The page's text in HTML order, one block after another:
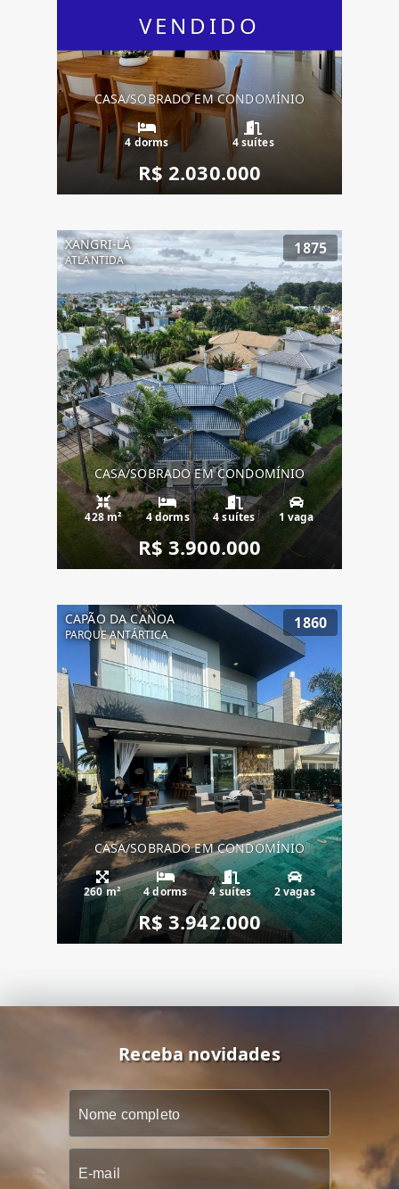
VENDIDO
CASA/SOBRADO EM CONDOMÍNIO
4 dorms 4 suítes
R$ 2.030.000
XANGRI-LÁ
ATLÂNTIDA
1875
CASA/SOBRADO EM CONDOMÍNIO
428 m² 4 dorms 4 suítes 1 vaga
R$ 3.900.000
CAPÃO DA CANOA
PARQUE ANTÁRTICA
1860
CASA/SOBRADO EM CONDOMÍNIO
260 m² 4 dorms 4 suítes 2 vagas
R$ 3.942.000
Receba novidades